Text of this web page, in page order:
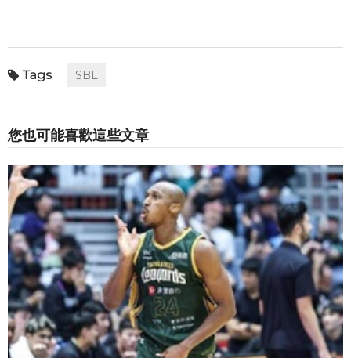
SBL
您也可能喜歡這些文章